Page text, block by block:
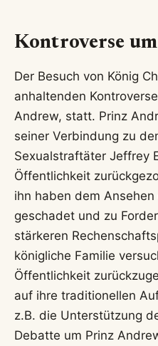
Kontroverse
Der Besuch von König
anhaltenden
Andrew, statt. Prinz
seiner Verbindung zu
Sexualstraftäter Jeffrey
Öffentlichkeit
ihn haben dem
geschadet und zu
stärkeren
königliche Familie
Öffentlichkeit
auf ihre traditionellen
z.B. die Unterstützung
Debatte um Prinz